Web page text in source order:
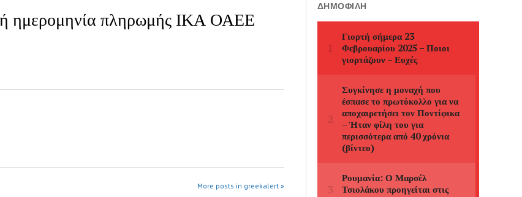
ημερομηνία πληρωμής ΙΚΑ ΟΑΕΕ
More posts in greekalert »
ΔΗΜΟΦΙΛΉ